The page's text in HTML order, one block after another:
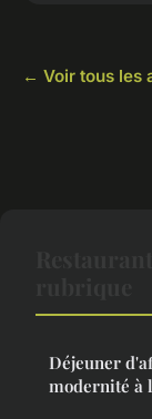
← Voir tous les
Déjeuner
modernité à